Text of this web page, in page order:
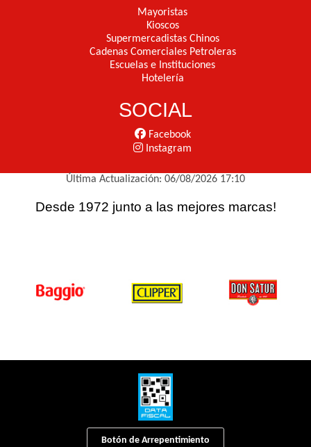
Mayoristas
Kioscos
Supermercadistas Chinos
Cadenas Comerciales Petroleras
Escuelas e Instituciones
Hotelería
SOCIAL
Facebook
Instagram
Última Actualización: 06/08/2026 17:10
Desde 1972 junto a las mejores marcas!
Botón de Arrepentimiento